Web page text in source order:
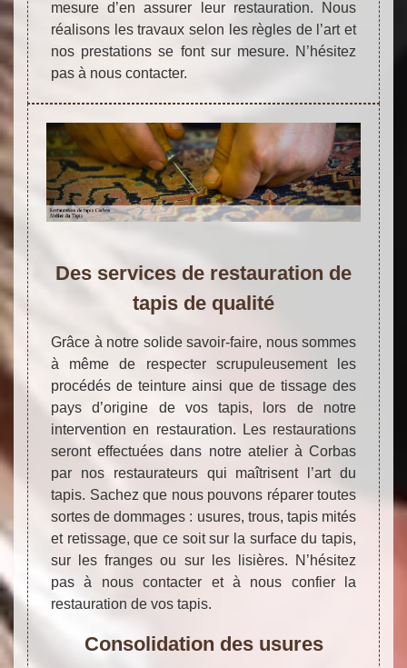
mesure d’en assurer leur restauration. Nous
réalisons les travaux selon les règles de l’art et
nos prestations se font sur mesure. N’hésitez
pas à nous contacter.
Des services de restauration de
tapis de qualité
Grâce à notre solide savoir-faire, nous sommes
à même de respecter scrupuleusement les
procédés de teinture ainsi que de tissage des
pays d’origine de vos tapis, lors de notre
intervention en restauration. Les restaurations
seront effectuées dans notre atelier à Corbas
par nos restaurateurs qui maîtrisent l’art du
tapis. Sachez que nous pouvons réparer toutes
sortes de dommages : usures, trous, tapis mités
et retissage, que ce soit sur la surface du tapis,
sur les franges ou sur les lisières. N’hésitez
pas à nous contacter et à nous confier la
restauration de vos tapis.
Consolidation des usures